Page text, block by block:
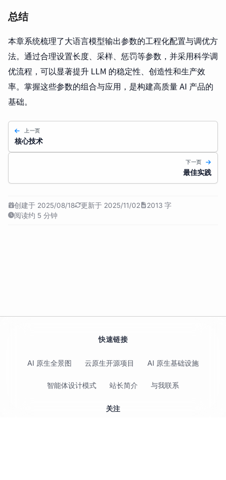
总结
本章系统梳理了大语言模型输出参数的工程化配置与调优方
法。通过合理设置长度、采样、惩罚等参数，并采用科学调
优流程，可以显著提升 LLM 的稳定性、创造性和生产效
率。掌握这些参数的组合与应用，是构建高质量 AI 产品的
基础。
上一页
核心技术
下一页
最佳实践
创建于 2025/08/18 更新于 2025/11/02
2013 字
阅读约 5 分钟
快速链接
AI 原生全景图 云原生开源项目 AI 原生基础设施
智能体设计模式 站长简介 与我联系
关注